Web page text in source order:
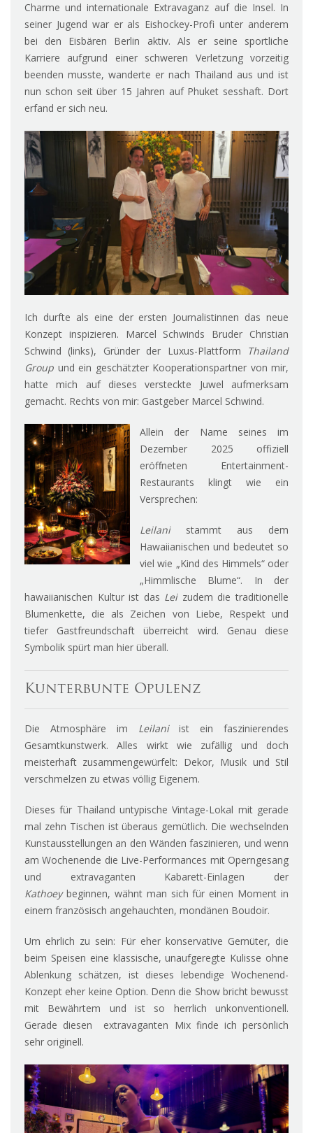
Charme und internationale Extravaganz auf die Insel. In
seiner Jugend war er als Eishockey-Profi unter anderem
bei den Eisbären Berlin aktiv. Als er seine sportliche
Karriere aufgrund einer schweren Verletzung vorzeitig
beenden musste, wanderte er nach Thailand aus und ist
nun schon seit über 15 Jahren auf Phuket sesshaft. Dort
erfand er sich neu.
Ich durfte als eine der ersten Journalistinnen das neue
Konzept inspizieren. Marcel Schwinds Bruder Christian
Schwind (links), Gründer der Luxus-Plattform
Thailand
Group und ein geschätzter Kooperationspartner von mir,
hatte mich auf dieses versteckte Juwel aufmerksam
gemacht. Rechts von mir: Gastgeber Marcel Schwind.
Allein der Name seines im
Dezember 2025 offiziell
eröffneten Entertainment-
Restaurants klingt wie ein
Versprechen:
Leilanistammt aus dem
Hawaiianischen und bedeutet so
viel wie „Kind des Himmels“ oder
„Himmlische Blume“. In der
hawaiianischen Kultur ist das Leizudem die traditionelle
Blumenkette, die als Zeichen von Liebe, Respekt und
tiefer Gastfreundschaft überreicht wird. Genau diese
Symbolik spürt man hier überall.
Kunterbunte Opulenz
Die Atmosphäre im Leilaniist ein faszinierendes
Gesamtkunstwerk. Alles wirkt wie zufällig und doch
meisterhaft zusammengewürfelt: Dekor, Musik und Stil
verschmelzen zu etwas völlig Eigenem.
Dieses für Thailand untypische Vintage-Lokal mit gerade
mal zehn Tischen ist überaus gemütlich. Die wechselnden
Kunstausstellungen an den Wänden faszinieren, und wenn
am Wochenende die Live-Performances mit Operngesang
und extravaganten Kabarett-Einlagen der
Kathoeybeginnen, wähnt man sich für einen Moment in
einem französisch angehauchten, mondänen Boudoir.
Um ehrlich zu sein: Für eher konservative Gemüter, die
beim Speisen eine klassische, unaufgeregte Kulisse ohne
Ablenkung schätzen, ist dieses lebendige Wochenend-
Konzept eher keine Option. Denn die Show bricht bewusst
mit Bewährtem und ist so herrlich unkonventionell.
Gerade diesen extravaganten Mix finde ich persönlich
sehr originell.